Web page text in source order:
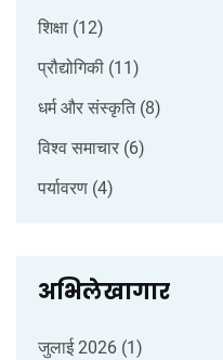
शिक्षा (12)
प्रौद्योगिकी (11)
धर्म और संस्कृति (8)
विश्व समाचार (6)
पर्यावरण (4)
अभिलेखागार
जुलाई 2026 (1)